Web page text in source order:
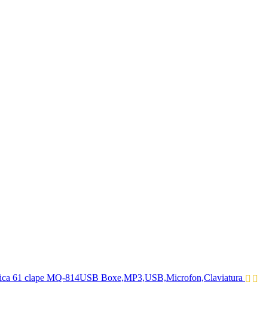
61 clape MQ-814USB Boxe,MP3,USB,Microfon,Claviatura